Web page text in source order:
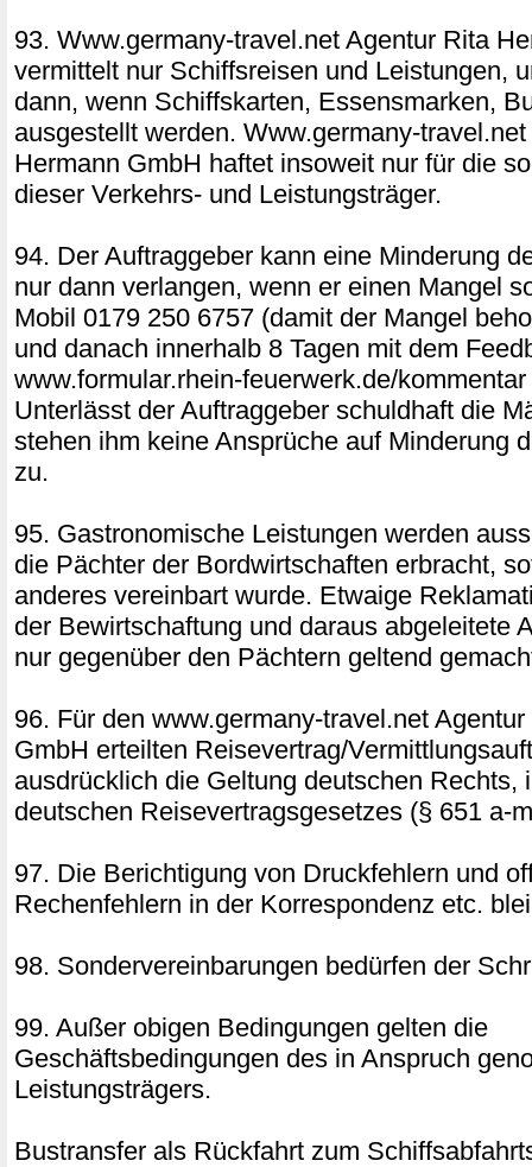
93. Www.germany-travel.net Agentur Rita
vermittelt nur Schiffsreisen und Leistungen,
dann, wenn Schiffskarten, Essensmarken,
ausgestellt werden. Www.germany-
Hermann GmbH haftet insoweit nur für die
dieser Verkehrs- und Leistungsträger.
94. Der Auftraggeber kann eine Minderung
nur dann verlangen, wenn er einen Mangel
Mobil 0179 250 6757 (damit der Mangel
und danach innerhalb 8 Tagen mit dem
www.formular.rhein-feuerwerk.de/
Unterlässt der Auftraggeber schuldhaft die
stehen ihm keine Ansprüche auf Minderung
zu.
95. Gastronomische Leistungen werden
die Pächter der Bordwirtschaften erbracht,
anderes vereinbart wurde. Etwaige
der Bewirtschaftung und daraus abgeleitete
nur gegenüber den Pächtern geltend
96. Für den www.germany-travel.net
GmbH erteilten Reisevertrag/
ausdrücklich die Geltung deutschen Rechts,
deutschen Reisevertragsgesetzes (§ 651 a-
97. Die Berichtigung von Druckfehlern und
Rechenfehlern in der Korrespondenz etc.
98. Sondervereinbarungen bedürfen der
99. Außer obigen Bedingungen gelten die
Geschäftsbedingungen des in Anspruch
Leistungsträgers.
Bustransfer als Rückfahrt zum